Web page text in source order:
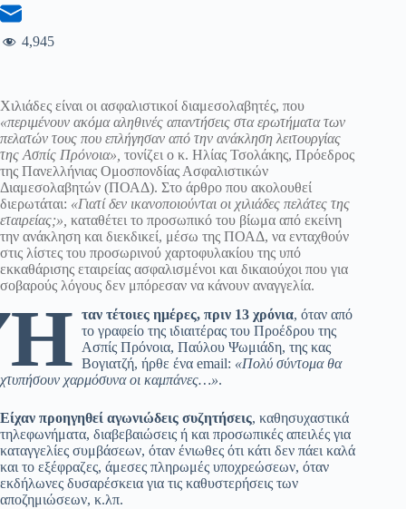
4,945
Χιλιάδες είναι οι ασφαλιστικοί διαμεσολαβητές, που
«περιμένουν ακόμα αληθινές απαντήσεις στα ερωτήματα των
πελατών τους που επλήγησαν από την ανάκληση λειτουργίας
της Ασπίς Πρόνοια», τονίζει ο κ. Ηλίας Τσολάκης, Πρόεδρος
της Πανελλήνιας Ομοσπονδίας Ασφαλιστικών
Διαμεσολαβητών (ΠΟΑΔ). Στο άρθρο που ακολουθεί
διερωτάται: «Γιατί δεν ικανοποιούνται οι χιλιάδες πελάτες της
εταιρείας;», καταθέτει το προσωπικό του βίωμα από εκείνη
την ανάκληση και διεκδικεί, μέσω της ΠΟΑΔ, να ενταχθούν
στις λίστες του προσωρινού χαρτοφυλακίου της υπό
εκκαθάρισης εταιρείας ασφαλισμένοι και δικαιούχοι που για
σοβαρούς λόγους δεν μπόρεσαν να κάνουν αναγγελία.
Ή ταν τέτοιες ημέρες, πριν 13 χρόνια, όταν από
το γραφείο της ιδιαιτέρας του Προέδρου της
Ασπίς Πρόνοια, Παύλου Ψωμιάδη, της κας
Βογιατζή, ήρθε ένα email: «Πολύ σύντομα θα
χτυπήσουν χαρμόσυνα οι καμπάνες…».
Είχαν προηγηθεί αγωνιώδεις συζητήσεις, καθησυχαστικά
τηλεφωνήματα, διαβεβαιώσεις ή και προσωπικές απειλές για
καταγγελίες συμβάσεων, όταν ένιωθες ότι κάτι δεν πάει καλά
και το εξέφραζες, άμεσες πληρωμές υποχρεώσεων, όταν
εκδήλωνες δυσαρέσκεια για τις καθυστερήσεις των
αποζημιώσεων, κ.λπ.